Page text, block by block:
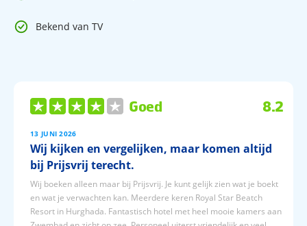
Bekend van TV
Goed 8.2
13 JUNI 2026
Wij kijken en vergelijken, maar komen altijd
bij Prijsvrij terecht.
Wij boeken alleen maar bij Prijsvrij. Je kunt gelijk zien wat je boekt
en wat je verwachten kan. Meerdere keren Royal Star Beatch
Resort in Hurghada. Fantastisch hotel met heel mooie kamers aan